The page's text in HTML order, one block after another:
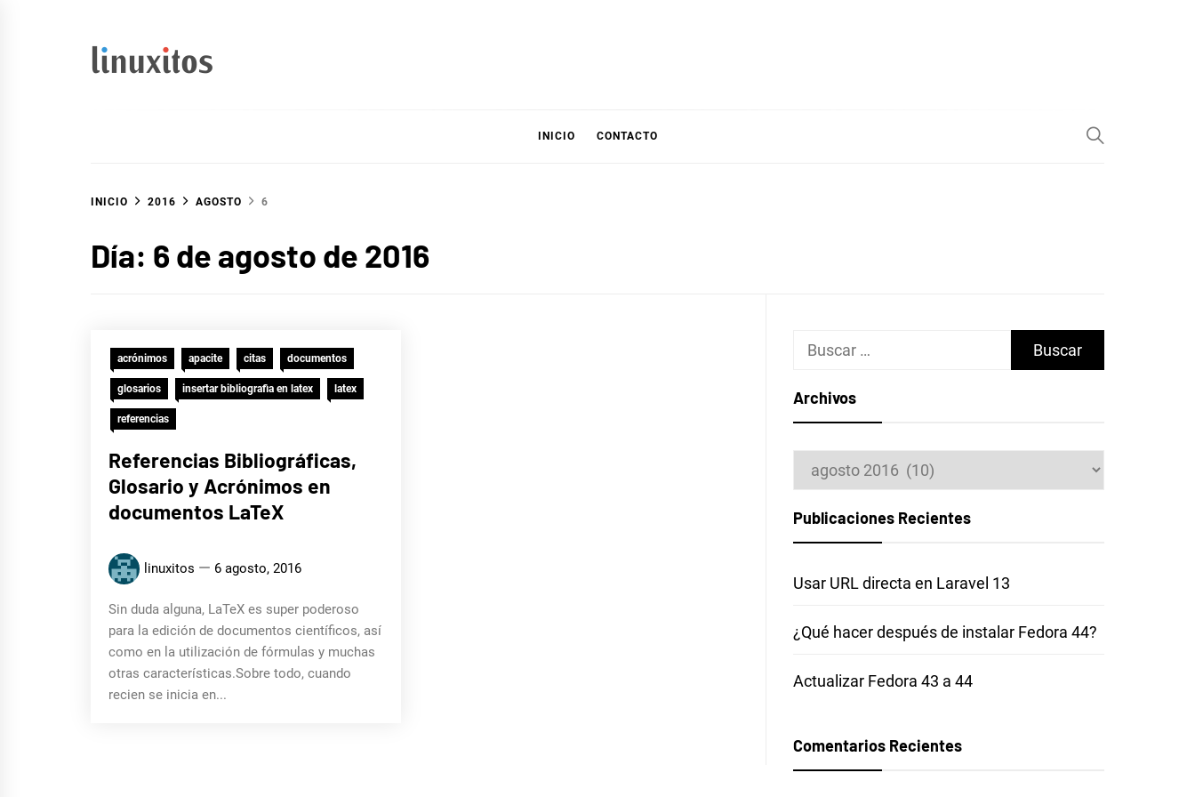
INICIO CONTACTO
INICIO 2016 AGOSTO 6
Día: 6 de agosto de 2016
acrónimos apacite citas documentos
glosarios insertar bibliografia en latex latex
referencias
Referencias Bibliográficas,
Glosario y Acrónimos en
documentos LaTeX
linuxitos 6 agosto, 2016
Sin duda alguna, LaTeX es super poderoso
para la edición de documentos científicos, así
como en la utilización de fórmulas y muchas
otras características.Sobre todo, cuando
recien se inicia en...
Buscar:
Archivos
Archivos
Publicaciones Recientes
Usar URL directa en Laravel 13
¿Qué hacer después de instalar Fedora 44?
Actualizar Fedora 43 a 44
Comentarios Recientes